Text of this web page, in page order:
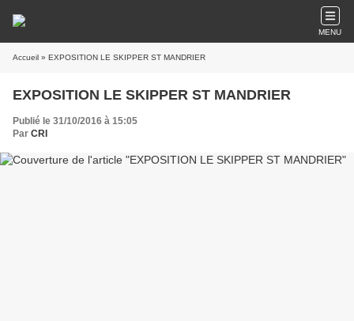
MENU
Accueil » EXPOSITION LE SKIPPER ST MANDRIER
EXPOSITION LE SKIPPER ST MANDRIER
Publié le 31/10/2016 à 15:05
Par CRI